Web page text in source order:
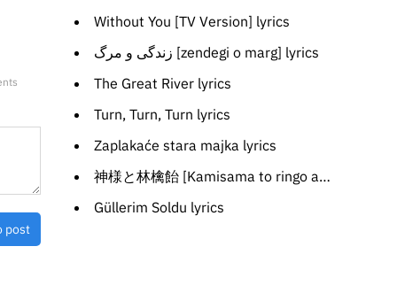
post
Without You [TV Version] lyrics
زندگی و مرگ [zendegi o marg] lyrics
The Great River lyrics
Turn, Turn, Turn lyrics
Zaplakaće stara majka lyrics
神様と林檎飴 [Kamisama to ringo ame] lyrics
Güllerim Soldu lyrics